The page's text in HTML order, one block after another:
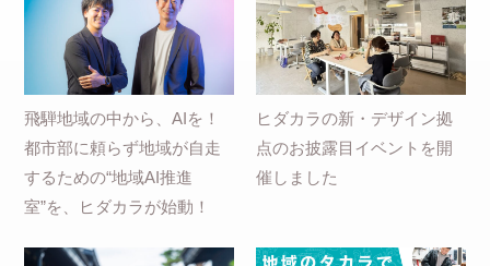
飛騨地域の中から、AIを！
都市部に頼らず地域が自走
するための“地域AI推進
室”を、ヒダカラが始動！
ヒダカラの新・デザイン拠
点のお披露目イベントを開
催しました